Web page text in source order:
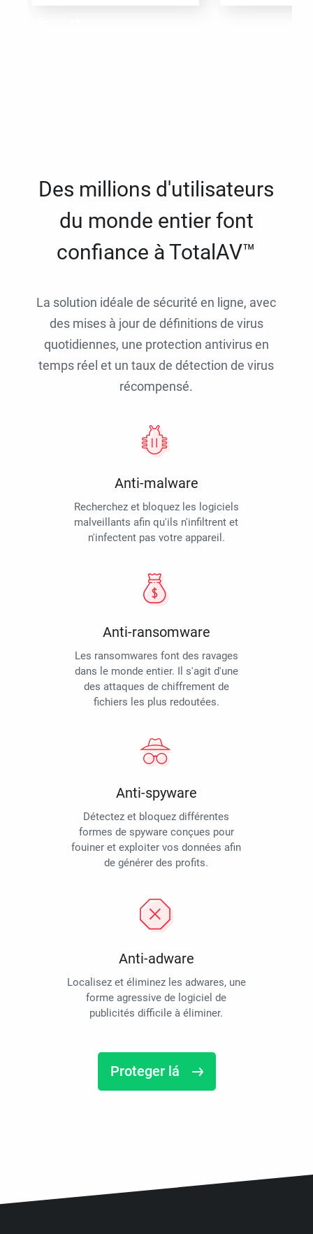
Des millions d'utilisateurs
du monde entier font
confiance à TotalAV™
La solution idéale de sécurité en ligne, avec
des mises à jour de définitions de virus
quotidiennes, une protection antivirus en
temps réel et un taux de détection de virus
récompensé.
Anti-malware
Recherchez et bloquez les logiciels
malveillants afin qu'ils n'infiltrent et
n'infectent pas votre appareil.
Anti-ransomware
Les ransomwares font des ravages
dans le monde entier. Il s'agit d'une
des attaques de chiffrement de
fichiers les plus redoutées.
Anti-spyware
Détectez et bloquez différentes
formes de spyware conçues pour
fouiner et exploiter vos données afin
de générer des profits.
Anti-adware
Localisez et éliminez les adwares, une
forme agressive de logiciel de
publicités difficile à éliminer.
Proteger lá